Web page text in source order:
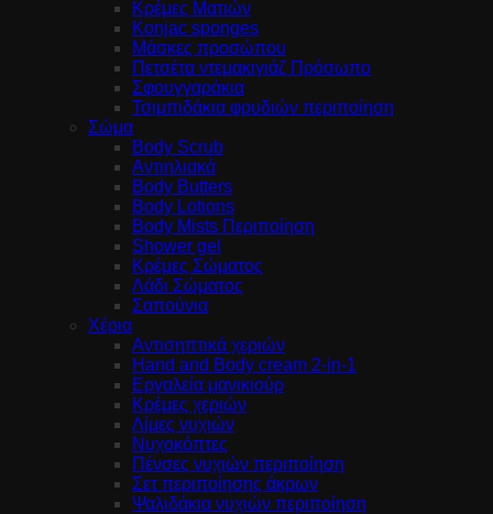
Κρέμες Ματιών
Konjac sponges
Μάσκες προσώπου
Πετσέτα ντεμακιγιάζ Πρόσωπο
Σφουγγαράκια
Τσιμπιδάκια φρυδιών περιποίηση
Σώμα
Body Scrub
Αντιηλιακά
Body Butters
Body Lotions
Body Mists Περιποίηση
Shower gel
Κρέμες Σώματος
Λάδι Σώματος
Σαπούνια
Χέρια
Αντισηπτικά χεριών
Hand and Body cream 2-in-1
Εργαλεία μανικιούρ
Κρέμες χεριών
Λίμες νυχιών
Νυχοκόπτες
Πένσες νυχιών περιποίηση
Σετ περιποίησης άκρων
Ψαλιδάκια νυχιών περιποίηση